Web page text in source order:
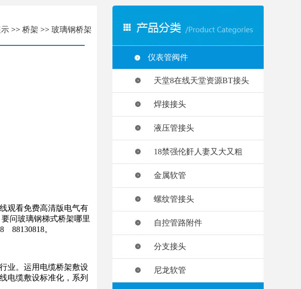
>> 桥架 >> 玻璃钢桥架
观看免费高清版电气有
问玻璃钢梯式桥架哪里
88130818。
业。运用电缆桥架敷设
电缆敷设标准化，系列
仪表管阀件
天堂8在线天堂资源BT接头
焊接接头
液压管接头
18禁强伦姧人妻又大又粗
金属软管
螺纹管接头
自控管路附件
分支接头
尼龙软管